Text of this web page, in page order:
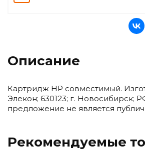
Описание
Картридж HP совместимый.
Элекон; 630123; г. Новосибирск;
предложение не является
Рекомендуемые